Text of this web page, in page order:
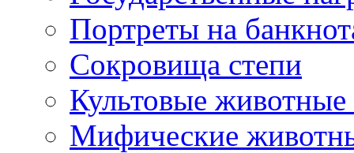
Портреты на
Сокровища степи
Культовые
Мифические